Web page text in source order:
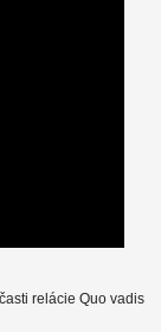
relácie Quo vadis